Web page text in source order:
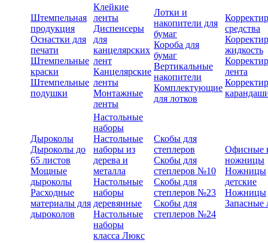
Штемпельная
продукция
Оснастки для
печати
Штемпельные
краски
Штемпельные
подушки
Клейкие
ленты
Диспенсеры
для
канцелярских
лент
Канцелярские
ленты
Монтажные
ленты
Лотки и
накопители для
бумаг
Короба для
бумаг
Вертикальные
накопители
Комплектующие
для лотков
средства
жидкость
лента
Дыроколы
Дыроколы до
65 листов
Мощные
дыроколы
Расходные
материалы для
дыроколов
Настольные
наборы
Настольные
наборы из
дерева и
металла
Настольные
наборы
деревянные
Настольные
наборы
класса Люкс
Скобы для
степлеров
Скобы для
степлеров №10
Скобы для
степлеров №23
Скобы для
степлеров №24
Офисные
ножницы
Ножницы
детские
Ножницы
Запасные